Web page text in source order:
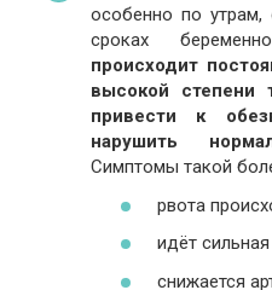
особенно по утрам,
сроках
происходит
высокой степени
привести к
нарушить
Симптомы такой
рвота
идёт
снижается